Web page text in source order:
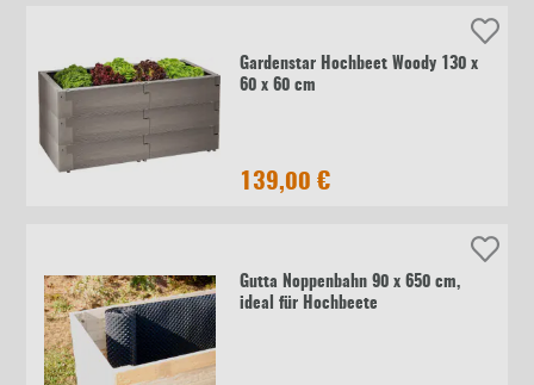
Gardenstar Hochbeet Woody 130 x
60 x 60 cm
139,00 €
Gutta Noppenbahn 90 x 650 cm,
ideal für Hochbeete